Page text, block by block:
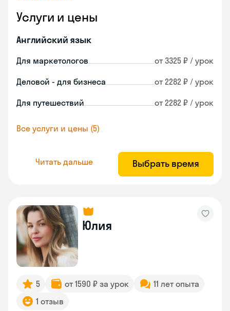
Услуги и цены
Английский язык
Для маркетологов от 3325 ₽ / урок
Деловой - для бизнеса от 2282 ₽ / урок
Для путешествий от 2282 ₽ / урок
Все услуги и цены (5)
Читать дальше Выбрать время
Юлия
5 от 1590 ₽ за урок
11 лет опыта
1 отзыв